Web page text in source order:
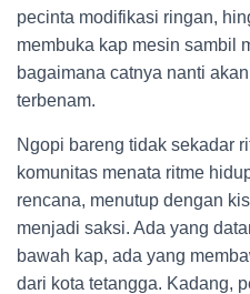
pecinta modifikasi ringan,
membuka kap mesin sambil
bagaimana catnya nanti
terbenam.
Ngopi bareng tidak sekadar
komunitas menata ritme
rencana, menutup dengan
menjadi saksi. Ada yang
bawah kap, ada yang
dari kota tetangga. Kadang,